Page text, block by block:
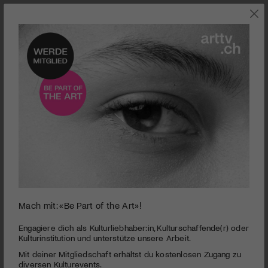
TANZ
seconds
minutes,
33
Tanzszene Schweiz | Nunzio Impellizzeri
Körperlich, leidenschaftlich und raumgreifend: Das neue Stück
Mach mit: «Be Part of the Art»!
Engagiere dich als Kulturliebhaber:in, Kulturschaffende(r) oder
Kulturinstitution und unterstütze unsere Arbeit.
Mit deiner Mitgliedschaft erhältst du kostenlosen Zugang zu
diversen Kulturevents.